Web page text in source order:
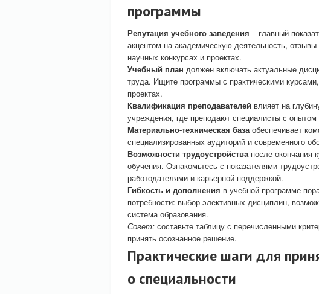
программы
Репутация учебного заведения – главный
акцентом на академическую деятельность,
научных конкурсах и проектах.
Учебный план должен включать актуальные
труда. Ищите программы с практическими
проектах.
Квалификация преподавателей влияет на
учреждения, где преподают специалисты с
Материально-техническая базаобеспечивает
специализированных аудиторий и современного
Возможности трудоустройствапосле окончания
обучения. Ознакомьтесь с показателями
работодателями и карьерной поддержкой.
Гибкость и дополнения в учебной программе
потребности: выбор элективных дисциплин,
система образования.
Совет: составьте таблицу с перечисленными
принять осознанное решение.
Практические шаги для
о специальности